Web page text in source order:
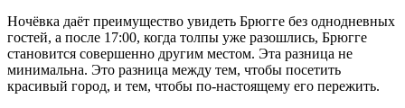
Ночёвка даёт преимущество увидеть Брюгге без однодневных
гостей, а после 17:00, когда толпы уже разошлись, Брюгге
становится совершенно другим местом. Эта разница не
минимальна. Это разница между тем, чтобы посетить
красивый город, и тем, чтобы по-настоящему его пережить.